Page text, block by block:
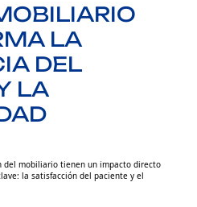
LA
DEL
LA
del mobiliario tienen un impacto directo
la satisfacción del paciente y el